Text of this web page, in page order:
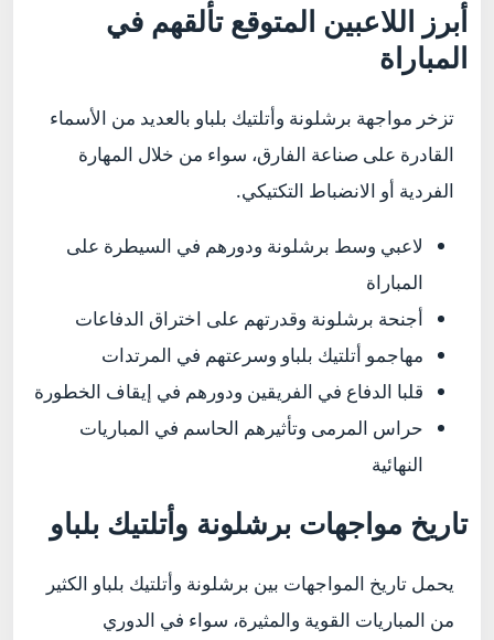
أبرز اللاعبين المتوقع تألقهم في
المباراة
تزخر مواجهة برشلونة وأتلتيك بلباو بالعديد من الأسماء
القادرة على صناعة الفارق، سواء من خلال المهارة
الفردية أو الانضباط التكتيكي.
لاعبي وسط برشلونة ودورهم في السيطرة على
المباراة
أجنحة برشلونة وقدرتهم على اختراق الدفاعات
مهاجمو أتلتيك بلباو وسرعتهم في المرتدات
قلبا الدفاع في الفريقين ودورهم في إيقاف الخطورة
حراس المرمى وتأثيرهم الحاسم في المباريات
النهائية
تاريخ مواجهات برشلونة وأتلتيك بلباو
يحمل تاريخ المواجهات بين برشلونة وأتلتيك بلباو الكثير
من المباريات القوية والمثيرة، سواء في الدوري